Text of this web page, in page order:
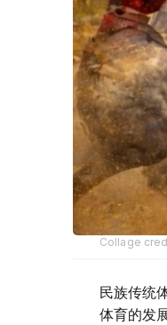
Collage
民族传统
体育的发